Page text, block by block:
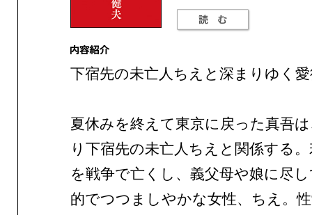
下宿先の未亡人ちえと深まりゆく
夏休みを終えて東京に戻った真吾
り下宿先の未亡人ちえと関係する
を戦争で亡くし、義父母や娘に尽
的でつつましやかな女性、ちえ。